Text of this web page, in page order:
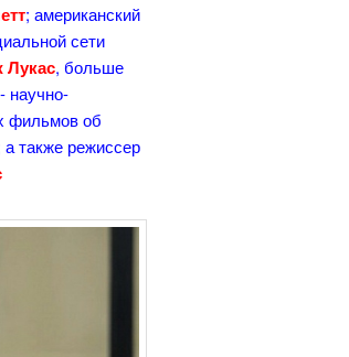
; американский
сети
, больше
научно-
фильмов об
а также режиссер